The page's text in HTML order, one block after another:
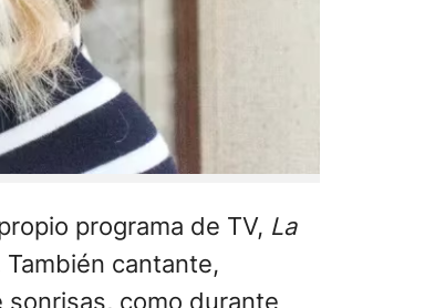
programa de TV, La
cantante,
como durante